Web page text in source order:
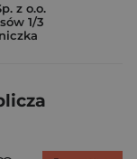
z o.o.
1/3